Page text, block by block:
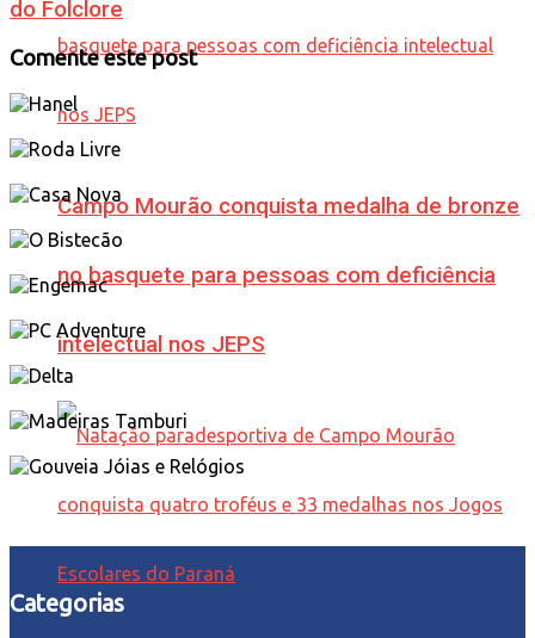
Campo Mourão conquista medalha de bronze
no basquete para pessoas com deficiência
intelectual nos JEPS
do Folclore
Comente este post
Categorias